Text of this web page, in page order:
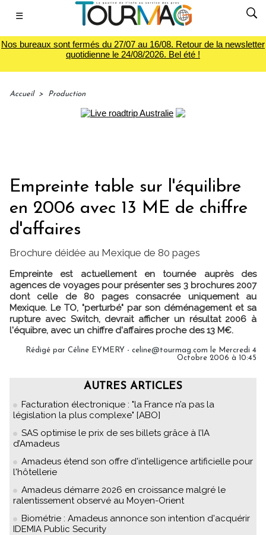
☰
Nos bureaux sont fermés du 27/07 au 16/08. Retour de la newsletter
quotidienne le 24/08/2026. Bel été !
Accueil > Production
Empreinte table sur l'équilibre
en 2006 avec 13 ME de chiffre
d'affaires
Brochure déidée au Mexique de 80 pages
Empreinte est actuellement en tournée auprès des
agences de voyages pour présenter ses 3 brochures 2007
dont celle de 80 pages consacrée uniquement au
Mexique. Le TO, "perturbé" par son déménagement et sa
rupture avec Switch, devrait afficher un résultat 2006 à
l'équibre, avec un chiffre d'affaires proche des 13 M€.
Rédigé par Céline EYMERY - celine@tourmag.com le Mercredi 4
Octobre 2006 à 10:45
AUTRES ARTICLES
Facturation électronique : "la France n’a pas la
législation la plus complexe" [ABO]
SAS optimise le prix de ses billets grâce à l’IA
d’Amadeus
Amadeus étend son offre d'intelligence artificielle pour
l'hôtellerie
Amadeus démarre 2026 en croissance malgré le
ralentissement observé au Moyen-Orient
Biométrie : Amadeus annonce son intention d'acquérir
IDEMIA Public Security